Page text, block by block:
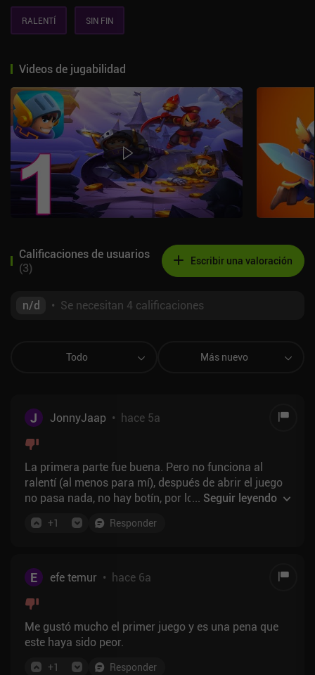
RALENTÍ SIN FIN
Videos de jugabilidad
Calificaciones de usuarios
(3) Escribir una valoración
n/d • Se necesitan 4 calificaciones
Todo Más nuevo
J JonnyJaap • hace 5a
La primera parte fue buena. Pero no funciona al
ralentí (al menos para mí), después de abrir el juego
no pasa nada, no hay botín, por lo que el progreso es
... Seguir leyendo
+1 Responder
E efe temur • hace 6a
Me gustó mucho el primer juego y es una pena que
este haya sido peor.
+1 Responder